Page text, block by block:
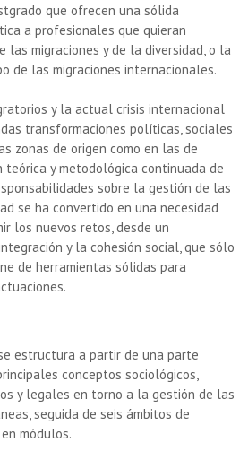
que ofrecen una sólida
a profesionales que quieran
las migraciones y de la diversidad, o la
de las migraciones internacionales.
y la actual crisis internacional
transformaciones políticas, sociales
zonas de origen como en las de
teórica y metodológica continuada de
sobre la gestión de las
se ha convertido en una necesidad
los nuevos retos, desde un
y la cohesión social, que sólo
de herramientas sólidas para
estructura a partir de una parte
conceptos sociológicos,
y legales en torno a la gestión de las
seguida de seis ámbitos de
módulos.